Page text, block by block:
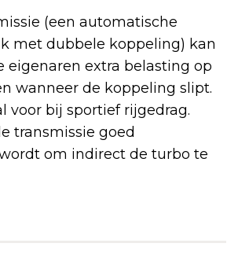
(een automatische
met dubbele koppeling) kan
eigenaren extra belasting op
wanneer de koppeling slipt.
voor bij sportief rijgedrag.
transmissie goed
om indirect de turbo te